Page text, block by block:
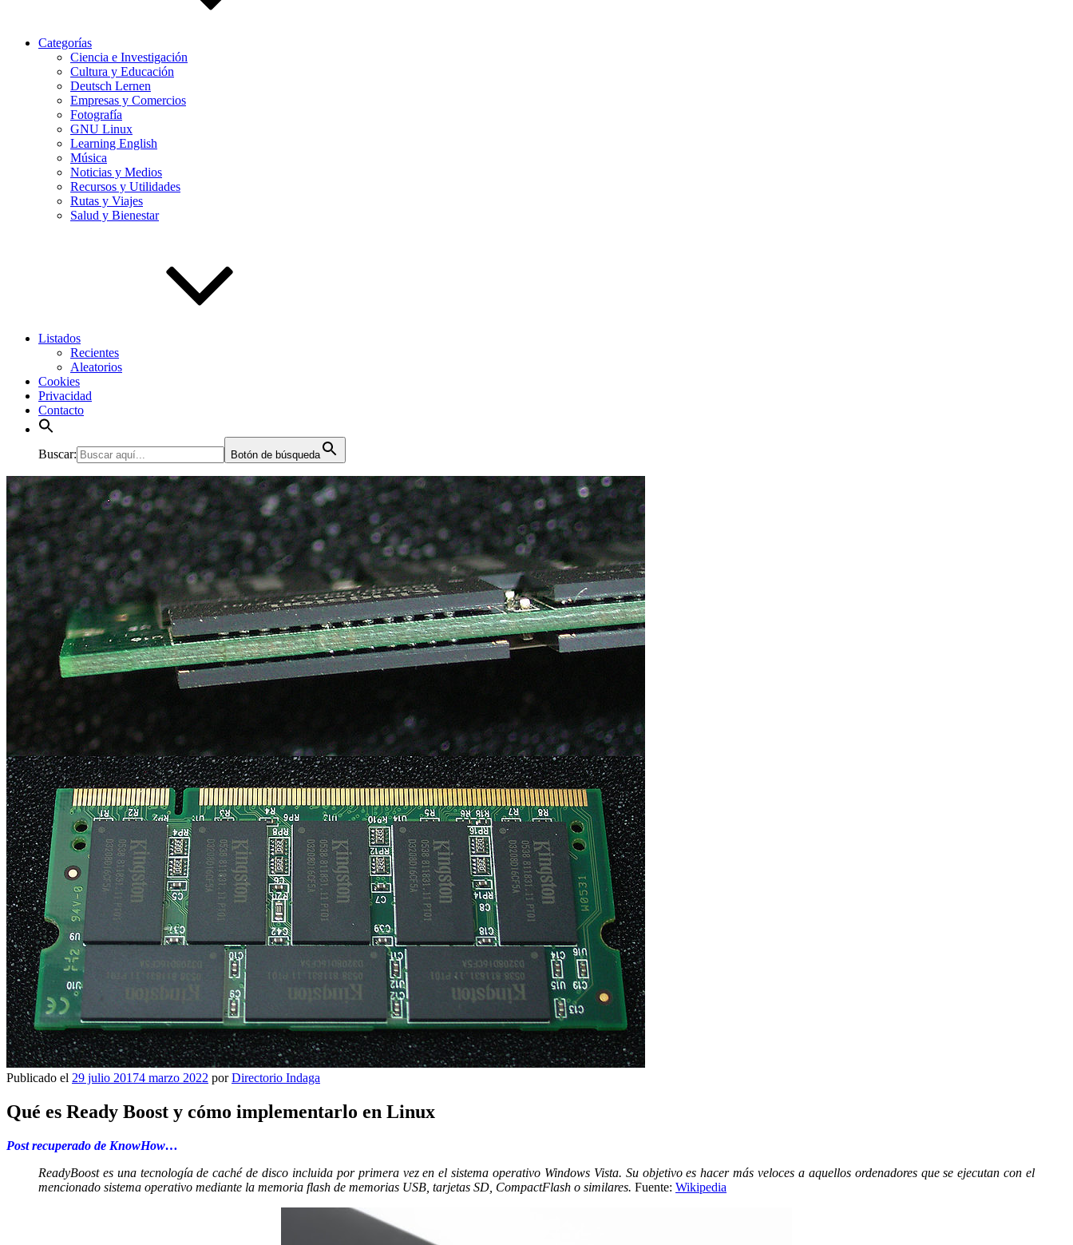
Categorías
Ciencia e Investigación
Cultura y Educación
Deutsch Lernen
Empresas y Comercios
Fotografía
GNU Linux
Learning English
Música
Noticias y Medios
Recursos y Utilidades
Rutas y Viajes
Salud y Bienestar
Listados
Recientes
Aleatorios
Cookies
Privacidad
Contacto
Buscar: Botón de búsqueda
Publicado el 29 julio 20174 marzo 2022 porDirectorio Indaga
Qué es Ready Boost y cómo implementarlo en Linux
Post recuperado de KnowHow…
ReadyBoost es una tecnología de caché de disco incluida por primera vez en el sistema operativo Windows Vista. Su objetivo es hacer más veloces a aquellos ordenadores que se ejecutan con el
mencionado sistema operativo mediante la memoria flash de memorias USB, tarjetas SD, CompactFlash o similares. Fuente: Wikipedia